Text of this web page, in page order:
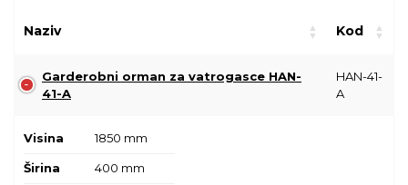
Naziv Kod
Garderobni orman za vatrogasce HAN-
41-A
HAN-41-
A
Visina 1850 mm
Širina 400 mm